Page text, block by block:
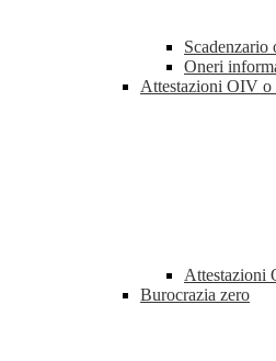
Oneri
Attestazioni OIV o
Attestazioni
Burocrazia zero